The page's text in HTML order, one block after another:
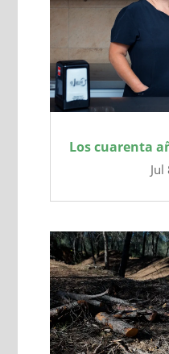
Los cuarenta